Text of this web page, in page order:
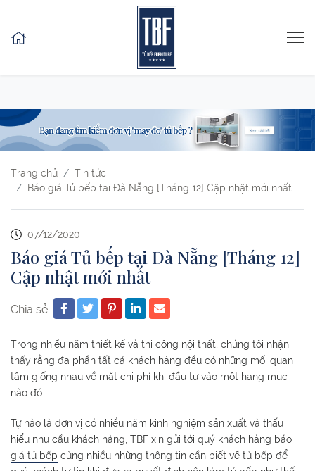
Skip to content
Trang chủ
Tin tức
Báo giá Tủ bếp tại Đà Nẵng [Tháng 12] Cập nhật mới nhất
07/12/2020
Báo giá Tủ bếp tại Đà Nẵng [Tháng 12]
Cập nhật mới nhất
Chia sẻ
Trong nhiều năm thiết kế và thi công nội thất, chúng tôi nhận
thấy rằng đa phần tất cả khách hàng đều có những mối quan
tâm giống nhau về mặt chi phí khi đầu tư vào một hạng mục
nào đó.
Tự hào là đơn vị có nhiều năm kinh nghiệm sản xuất và thấu
hiểu nhu cầu khách hàng, TBF xin gửi tới quý khách hàng báo
giá tủ bếp cùng nhiều những thông tin cần biết về tủ bếp để